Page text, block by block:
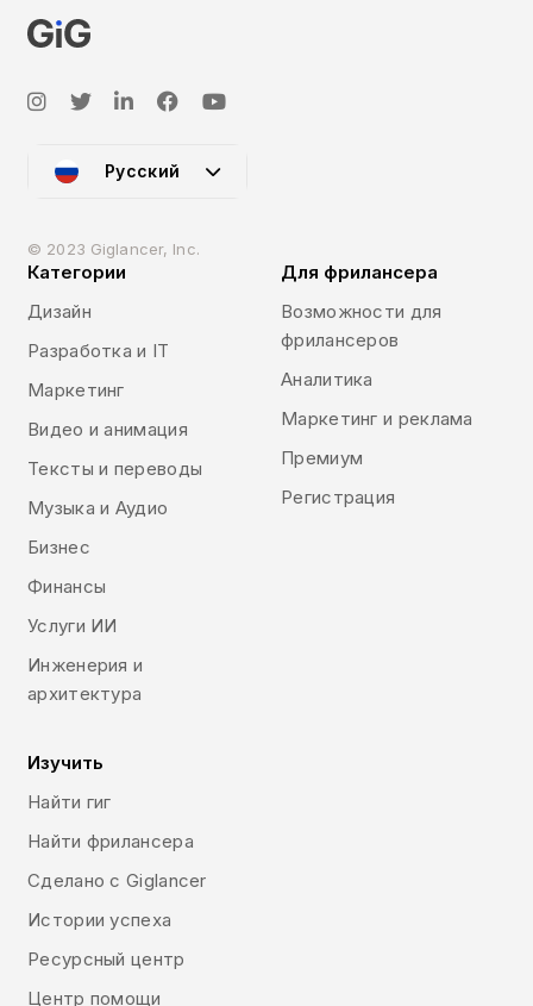
Русский
© 2023 Giglancer, Inc.
Категории
Дизайн
Разработка и IT
Маркетинг
Видео и анимация
Тексты и переводы
Музыка и Аудио
Бизнес
Финансы
Услуги ИИ
Инженерия и
архитектура
Для фрилансера
Возможности для
фрилансеров
Аналитика
Маркетинг и реклама
Премиум
Регистрация
Изучить
Найти гиг
Найти фрилансера
Сделано с Giglancer
Истории успеха
Ресурсный центр
Центр помощи